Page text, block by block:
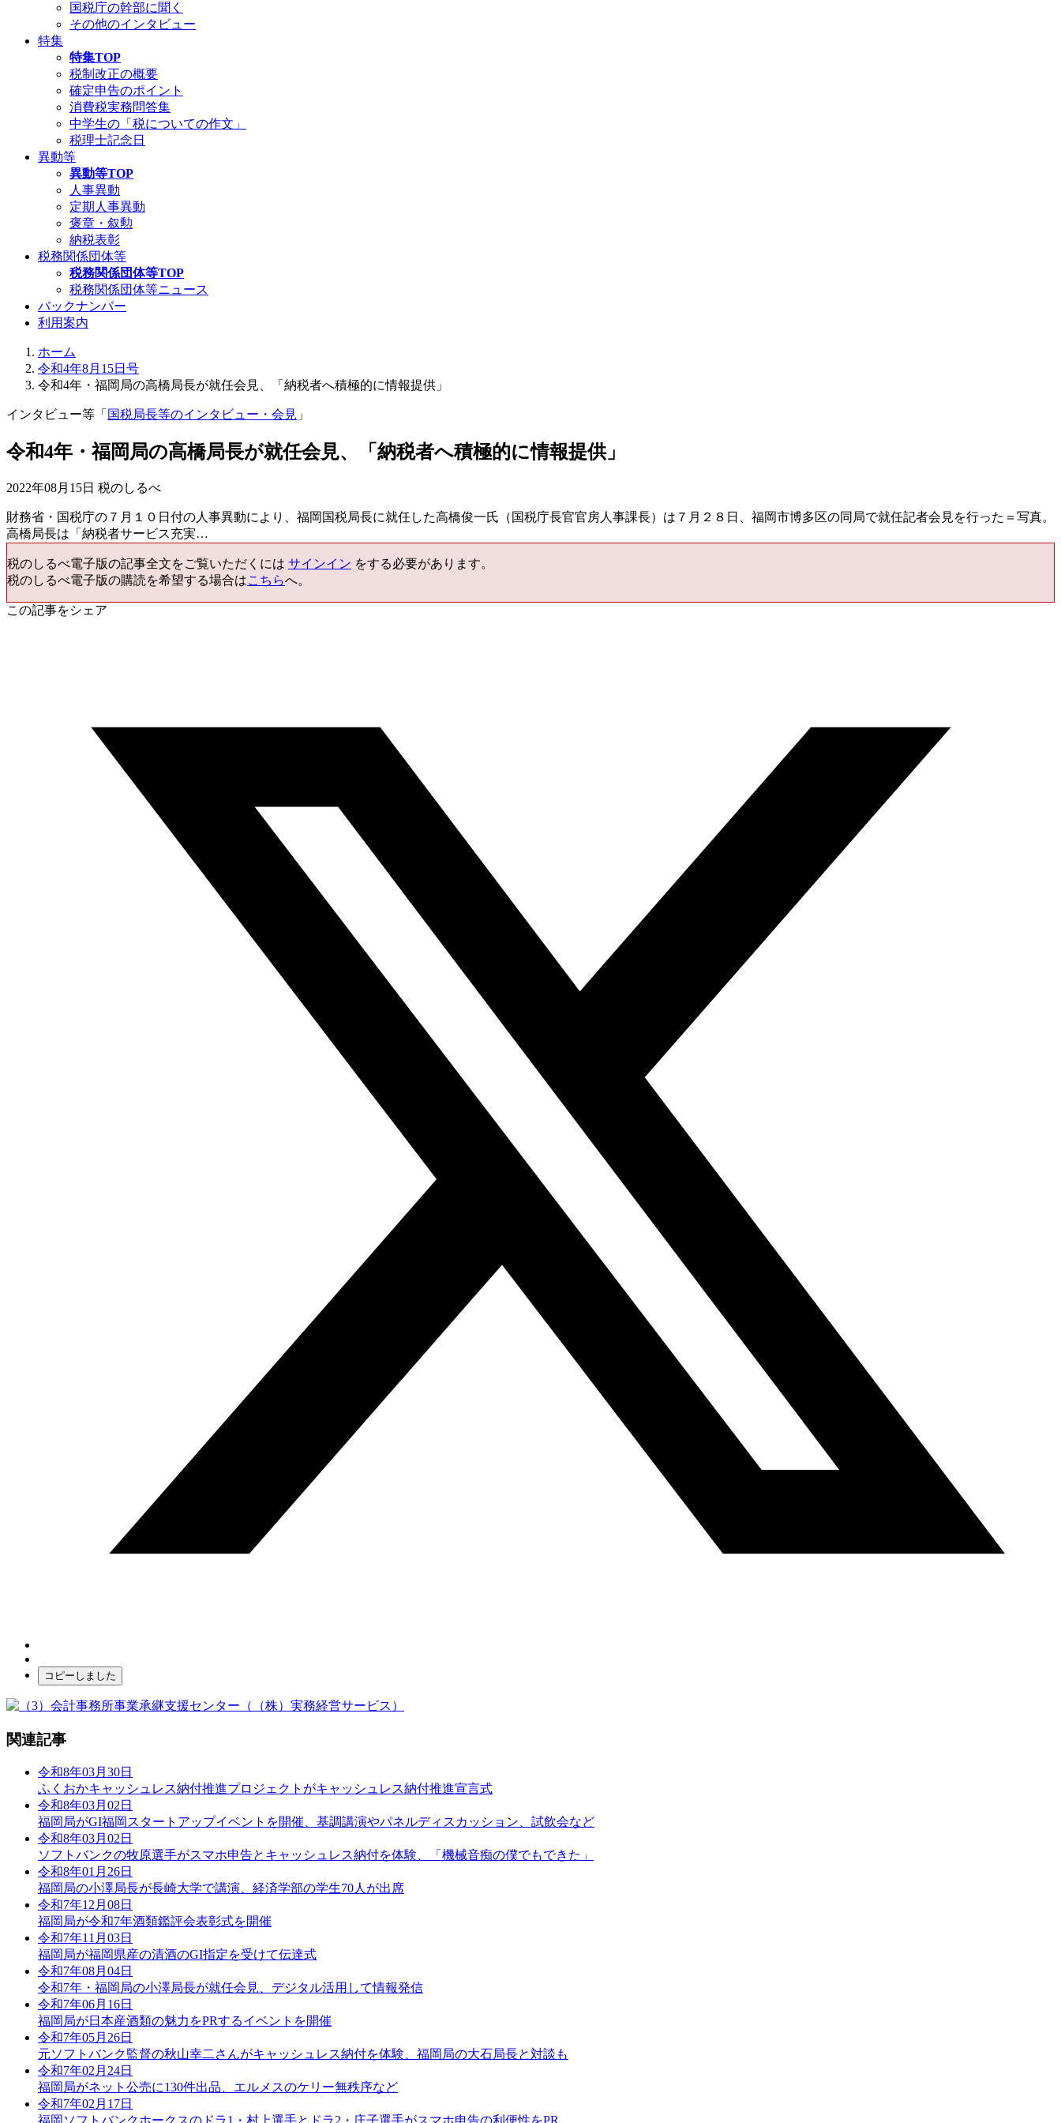
国税庁の幹部に聞く
その他のインタビュー
特集
特集TOP
税制改正の概要
確定申告のポイント
消費税実務問答集
中学生の「税についての作文」
税理士記念日
異動等
異動等TOP
人事異動
定期人事異動
褒章・叙勲
納税表彰
税務関係団体等
税務関係団体等TOP
税務関係団体等ニュース
バックナンバー
利用案内
ホーム
令和4年8月15日号
令和4年・福岡局の高橋局長が就任会見、「納税者へ積極的に情報提供」
インタビュー等「 国税局長等のインタビュー・会見 」
令和4年・福岡局の高橋局長が就任会見、「納税者へ積極的に情報提供」
2022年08月15日 税のしるべ
財務省・国税庁の７月１０日付の人事異動により、福岡国税局長に就任した高橋俊一氏（国税庁長官官房人事課長）は７月２８日、福岡市博多区の同局で就任記者会見を行った＝写真。
高橋局長は「納税者サービス充実…
税のしるべ電子版の記事全文をご覧いただくには サインイン をする必要があります。
税のしるべ電子版の購読を希望する場合はこちらへ。
この記事をシェア
コピーしました
関連記事
令和8年03月30日
ふくおかキャッシュレス納付推進プロジェクトがキャッシュレス納付推進宣言式
令和8年03月02日
福岡局がGI福岡スタートアップイベントを開催、基調講演やパネルディスカッション、試飲会など
令和8年03月02日
ソフトバンクの牧原選手がスマホ申告とキャッシュレス納付を体験、「機械音痴の僕でもできた」
令和8年01月26日
福岡局の小澤局長が長崎大学で講演、経済学部の学生70人が出席
令和7年12月08日
福岡局が令和7年酒類鑑評会表彰式を開催
令和7年11月03日
福岡局が福岡県産の清酒のGI指定を受けて伝達式
令和7年08月04日
令和7年・福岡局の小澤局長が就任会見、デジタル活用して情報発信
令和7年06月16日
福岡局が日本産酒類の魅力をPRするイベントを開催
令和7年05月26日
元ソフトバンク監督の秋山幸二さんがキャッシュレス納付を体験、福岡局の大石局長と対談も
令和7年02月24日
福岡局がネット公売に130件出品、エルメスのケリー無秩序など
令和7年02月17日